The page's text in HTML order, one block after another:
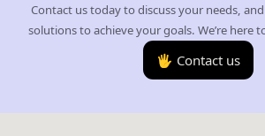
Contact us today to discuss your needs, and
solutions to achieve your goals. We’re here
🖐️ Contact us